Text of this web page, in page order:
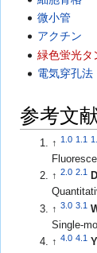
微小管
アクチン
緑色蛍光タ
電気穿孔法
参考文
↑1.0 1.1
↑2.0 2.1
↑3.0 3.1
Single-
↑4.0 4.1